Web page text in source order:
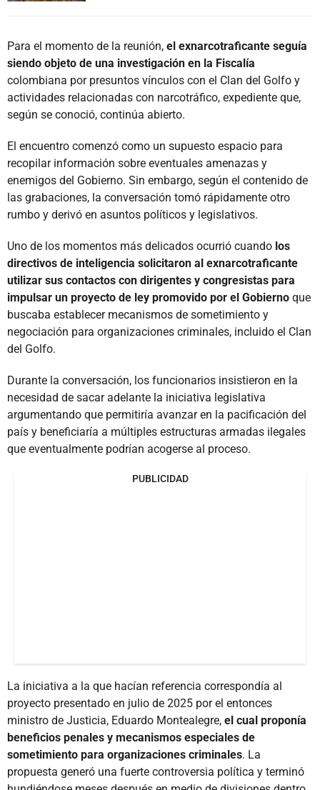
Para el momento de la reunión, el exnarcotraficante seguía
siendo objeto de una investigación en la Fiscalía
colombiana por presuntos vínculos con el Clan del Golfo y
actividades relacionadas con narcotráfico, expediente que,
según se conoció, continúa abierto.
El encuentro comenzó como un supuesto espacio para
recopilar información sobre eventuales amenazas y
enemigos del Gobierno. Sin embargo, según el contenido de
las grabaciones, la conversación tomó rápidamente otro
rumbo y derivó en asuntos políticos y legislativos.
Uno de los momentos más delicados ocurrió cuando los
directivos de inteligencia solicitaron al exnarcotraficante
utilizar sus contactos con dirigentes y congresistas para
impulsar un proyecto de ley promovido por el Gobierno que
buscaba establecer mecanismos de sometimiento y
negociación para organizaciones criminales, incluido el Clan
del Golfo.
Durante la conversación, los funcionarios insistieron en la
necesidad de sacar adelante la iniciativa legislativa
argumentando que permitiría avanzar en la pacificación del
país y beneficiaría a múltiples estructuras armadas ilegales
que eventualmente podrían acogerse al proceso.
PUBLICIDAD
La iniciativa a la que hacían referencia correspondía al
proyecto presentado en julio de 2025 por el entonces
ministro de Justicia, Eduardo Montealegre, el cual proponía
beneficios penales y mecanismos especiales de
sometimiento para organizaciones criminales. La
propuesta generó una fuerte controversia política y terminó